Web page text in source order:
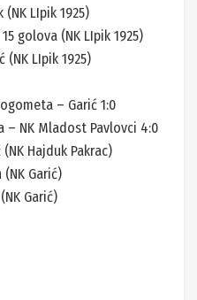
LIpik 1925)
golova (NK LIpik 1925)
LIpik 1925)
– Garić 1:0
– NK Mladost Pavlovci 4:0
Hajduk Pakrac)
Garić)
Garić)